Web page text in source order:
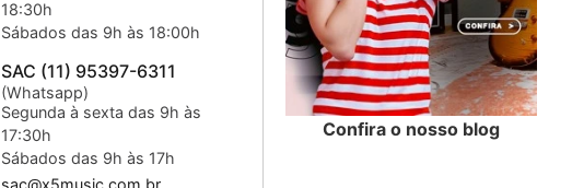
18:30h
Sábados das 9h às 18:00h
SAC (11) 95397-6311
(Whatsapp)
Segunda à sexta das 9h às
17:30h
Sábados das 9h às 17h
sac@x5music.com.br
Confira o nosso blog